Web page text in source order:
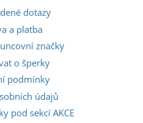
dotazy
a platba
značky
o šperky
podmínky
údajů
pod sekcí AKCE